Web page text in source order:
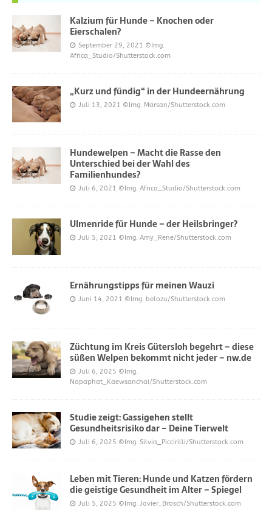
Kalzium für Hunde – Knochen oder
Eierschalen?
September 29, 2021 ©Img.
Africa_Studio/Shutterstock.com
„Kurz und fündig“ in der Hundeernährung
Juli 13, 2021 ©Img. Marsan/Shutterstock.com
Hundewelpen – Macht die Rasse den
Unterschied bei der Wahl des
Familienhundes?
Juli 6, 2021 ©Img. Africa_Studio/Shutterstock.com
Ulmenride für Hunde – der Heilsbringer?
Juli 5, 2021 ©Img. Amy_Rene/Shutterstock.com
Ernährungstipps für meinen Wauzi
Juni 14, 2021 ©Img. belozu/Shutterstock.com
Züchtung im Kreis Gütersloh begehrt – diese
süßen Welpen bekommt nicht jeder – nw.de
Juli 6, 2025 ©Img.
Napaphat_Kaewsanchai/Shutterstock.com
Studie zeigt: Gassigehen stellt
Gesundheitsrisiko dar – Deine Tierwelt
Juli 6, 2025 ©Img. Silvia_Piccirilli/Shutterstock.com
Leben mit Tieren: Hunde und Katzen fördern
die geistige Gesundheit im Alter – Spiegel
Juli 5, 2025 ©Img. Javier_Brosch/Shutterstock.com